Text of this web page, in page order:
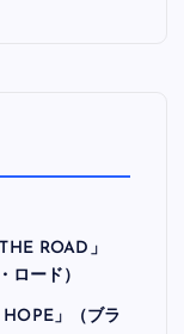
ROAD」
ロード）
」（ブラ